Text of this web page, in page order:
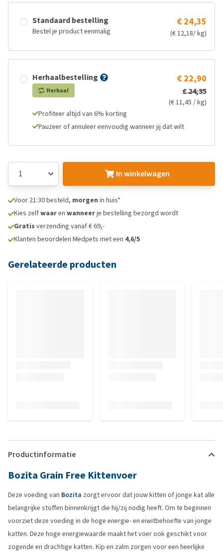
Standaard bestelling
Bestel je product eenmalig
€ 24,35
(€ 12,18/ kg)
Herhaalbestelling
Herhaal
€ 22,90
€ 24,35
(€ 11,45 / kg)
Profiteer altijd van 6% korting
Pauzeer of annuleer eenvoudig wanneer jij dat wilt
In winkelwagen
Voor 21:30 besteld, morgen in huis*
Kies zelfwaaren wanneerje bestelling bezorgd wordt
Gratis verzending vanaf € 69,-
Klanten beoordelen Medpets met een 4,6/5
Gerelateerde producten
Productinformatie
Bozita Grain Free Kittenvoer
Deze voeding van Bozita zorgt ervoor dat jouw kitten of jonge kat alle
belangrijke stoffen binnenkrijgt die hij/zij nodig heeft. Om te beginnen
voorziet deze voeding in de hoge energie- en eiwitbehoefte van jonge
katten. Deze hoge energiewaarde maakt het voer ook geschikt voor
zogende en drachtige katten. Kip en zalm zorgen voor een heerlijke